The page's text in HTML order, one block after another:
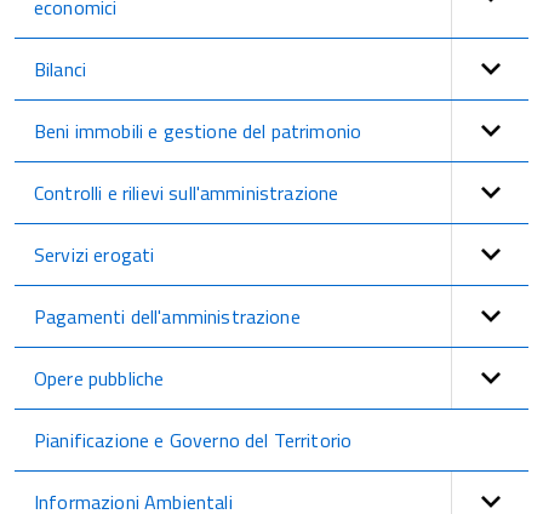
economici
Bilanci
Beni immobili e gestione del patrimonio
Controlli e rilievi sull'amministrazione
Servizi erogati
Pagamenti dell'amministrazione
Opere pubbliche
Pianificazione e Governo del Territorio
Informazioni Ambientali